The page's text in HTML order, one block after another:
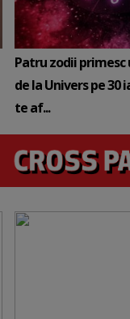
Patru zodii primesc
de la Univers pe 30
te af...